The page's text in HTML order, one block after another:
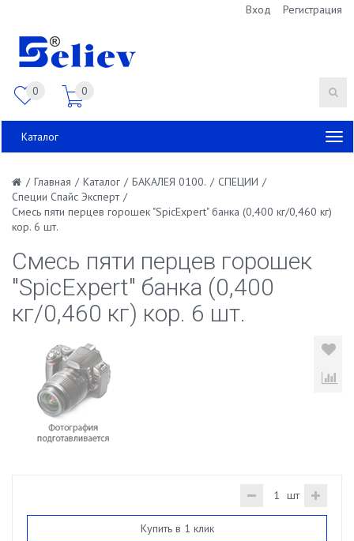
Вход Регистрация
0 0
Каталог
/ Главная / Каталог / БАКАЛЕЯ 0100. / СПЕЦИИ /
Специи Спайс Эксперт /
Смесь пяти перцев горошек "SpicExpert" банка (0,400 кг/0,460 кг)
кор. 6 шт.
Смесь пяти перцев горошек
"SpicExpert" банка (0,400
кг/0,460 кг) кор. 6 шт.
шт
Купить в 1 клик